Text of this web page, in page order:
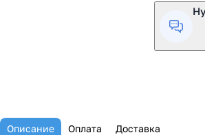
Описание Оплата Доставка